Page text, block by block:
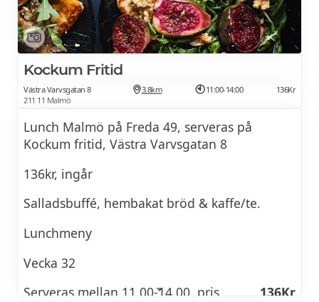
Inkl. dagens rätt, salladsbuffe, hembakat
bröd, måltidsdryck samt kaffe och kaka
Kockum Fritid
Västra Varvsgatan 8
211 11 Malmö
3.8km 11:00-14:00 136Kr
Lunch Malmö på Freda 49, serveras på
Kockum fritid, Västra Varvsgatan 8
136kr, ingår
Salladsbuffé, hembakat bröd & kaffe/te.
Lunchmeny
Vecka 32
Serveras mellan 11.00-14.00, pris
136Kr